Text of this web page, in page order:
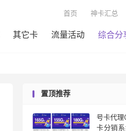
其它卡 流量活动 综合分
首页 神卡汇总
置顶推荐
号卡代理
卡分销